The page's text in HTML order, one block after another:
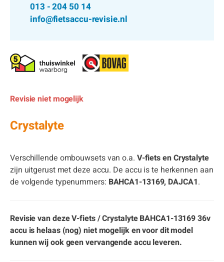
013 - 204 50 14
info@fietsaccu-revisie.nl
Revisie niet mogelijk
Crystalyte
Verschillende ombouwsets van o.a. V-fiets en Crystalyte
zijn uitgerust met deze accu. De accu is te herkennen aan
de volgende typenummers: BAHCA1-13169, DAJCA1.
Revisie van deze V-fiets / Crystalyte BAHCA1-13169 36v
accu is helaas (nog) niet mogelijk en voor dit model
kunnen wij ook geen vervangende accu leveren.